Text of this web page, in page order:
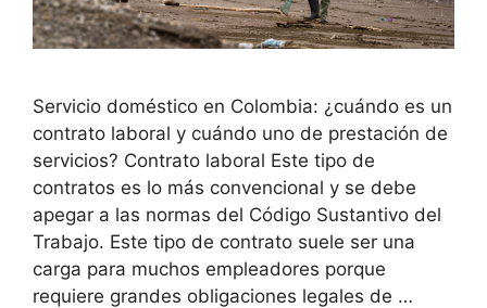
Servicio doméstico en Colombia: ¿cuándo es un
contrato laboral y cuándo uno de prestación de
servicios? Contrato laboral Este tipo de
contratos es lo más convencional y se debe
apegar a las normas del Código Sustantivo del
Trabajo. Este tipo de contrato suele ser una
carga para muchos empleadores porque
requiere grandes obligaciones legales de …